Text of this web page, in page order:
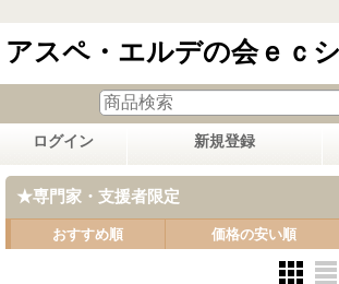
アスペ・エルデの会ｅｃ
ログイン 新規登録
★専門家・支援者限定
おすすめ順 価格の安い順